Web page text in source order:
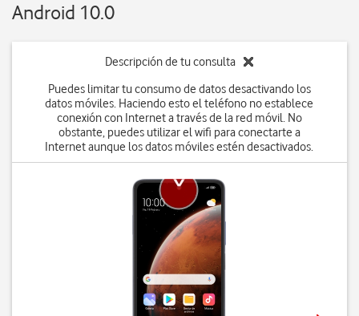
Android 10.0
Descripción de tu consulta
Puedes limitar tu consumo de datos desactivando los
datos móviles. Haciendo esto el teléfono no establece
conexión con Internet a través de la red móvil. No
obstante, puedes utilizar el wifi para conectarte a
Internet aunque los datos móviles estén desactivados.